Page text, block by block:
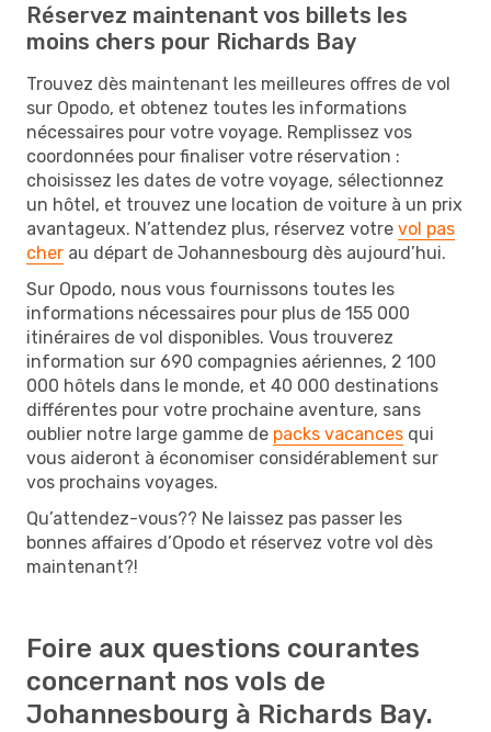
Réservez maintenant vos billets les
moins chers pour Richards Bay
Trouvez dès maintenant les meilleures offres de vol
sur Opodo, et obtenez toutes les informations
nécessaires pour votre voyage. Remplissez vos
coordonnées pour finaliser votre réservation :
choisissez les dates de votre voyage, sélectionnez
un hôtel, et trouvez une location de voiture à un prix
avantageux. N’attendez plus, réservez votre vol pas
cher au départ de Johannesbourg dès aujourd’hui.
Sur Opodo, nous vous fournissons toutes les
informations nécessaires pour plus de 155 000
itinéraires de vol disponibles. Vous trouverez
information sur 690 compagnies aériennes, 2 100
000 hôtels dans le monde, et 40 000 destinations
différentes pour votre prochaine aventure, sans
oublier notre large gamme de packs vacances qui
vous aideront à économiser considérablement sur
vos prochains voyages.
Qu’attendez-vous?? Ne laissez pas passer les
bonnes affaires d’Opodo et réservez votre vol dès
maintenant?!
Foire aux questions courantes
concernant nos vols de
Johannesbourg à Richards Bay.